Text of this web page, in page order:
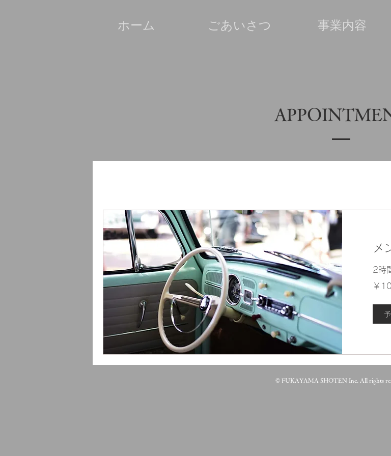
ホーム ごあいさつ 事業内容
メ
2時
円
￥
© FUKAYAMA SHOTEN Inc. All rights